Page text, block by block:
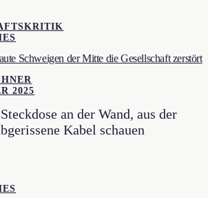
Schweigen der Mitte die Gesellschaft zerstört
2025